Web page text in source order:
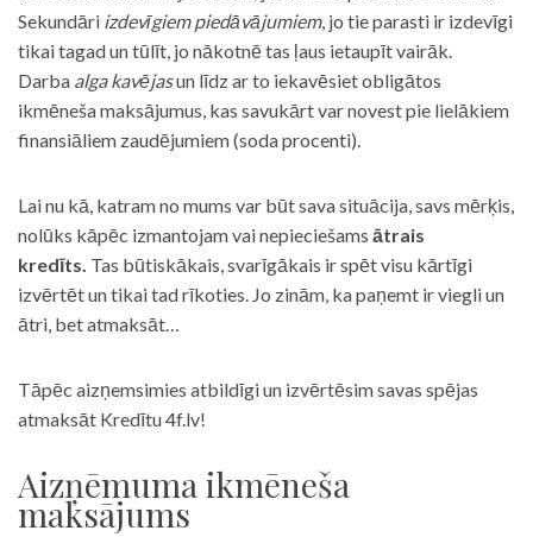
Sekundāri izdevīgiem piedāvājumiem, jo tie parasti ir izdevīgi
tikai tagad un tūlīt, jo nākotnē tas ļaus ietaupīt vairāk.
Darba alga kavējasun līdz ar to iekavēsiet obligātos
ikmēneša maksājumus, kas savukārt var novest pie lielākiem
finansiāliem zaudējumiem (soda procenti).
Lai nu kā, katram no mums var būt sava situācija, savs mērķis,
nolūks kāpēc izmantojam vai nepieciešams ātrais
kredīts. Tas būtiskākais, svarīgākais ir spēt visu kārtīgi
izvērtēt un tikai tad rīkoties. Jo zinām, ka paņemt ir viegli un
ātri, bet atmaksāt…
Tāpēc aizņemsimies atbildīgi un izvērtēsim savas spējas
atmaksāt Kredītu 4f.lv!
Aizņēmuma ikmēneša
maksājums